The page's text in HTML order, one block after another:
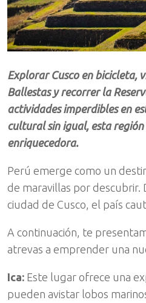
Explorar Cusco en bicicleta,
Ballestas y recorrer la
actividades imperdibles en
cultural sin igual, esta
enriquecedora.
Perú emerge como un
de maravillas por descubrir.
ciudad de Cusco, el país
A continuación, te
atrevas a emprender una
Ica: Este lugar ofrece una
pueden avistar lobos